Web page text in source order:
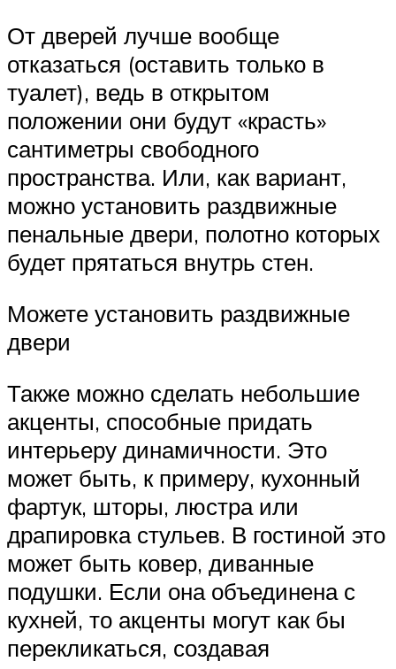
От дверей лучше вообще
отказаться (оставить только в
туалет), ведь в открытом
положении они будут «красть»
сантиметры свободного
пространства. Или, как вариант,
можно установить раздвижные
пенальные двери, полотно которых
будет прятаться внутрь стен.
Можете установить раздвижные
двери
Также можно сделать небольшие
акценты, способные придать
интерьеру динамичности. Это
может быть, к примеру, кухонный
фартук, шторы, люстра или
драпировка стульев. В гостиной это
может быть ковер, диванные
подушки. Если она объединена с
кухней, то акценты могут как бы
перекликаться, создавая